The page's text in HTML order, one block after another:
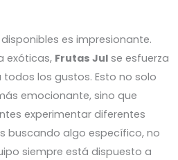
es impresionante.
exóticas, Frutas Jul se esfuerza
los gustos. Esto no solo
emocionante, sino que
experimentar diferentes
buscando algo específico, no
siempre está dispuesto a